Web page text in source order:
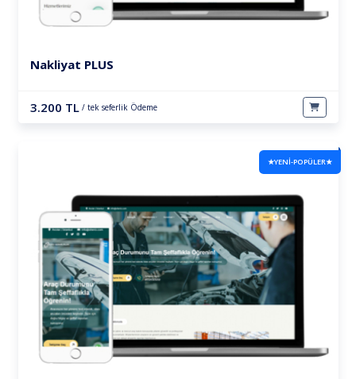
Nakliyat PLUS
3.200 TL / tek seferlik Ödeme
★YENİ-POPÜLER★